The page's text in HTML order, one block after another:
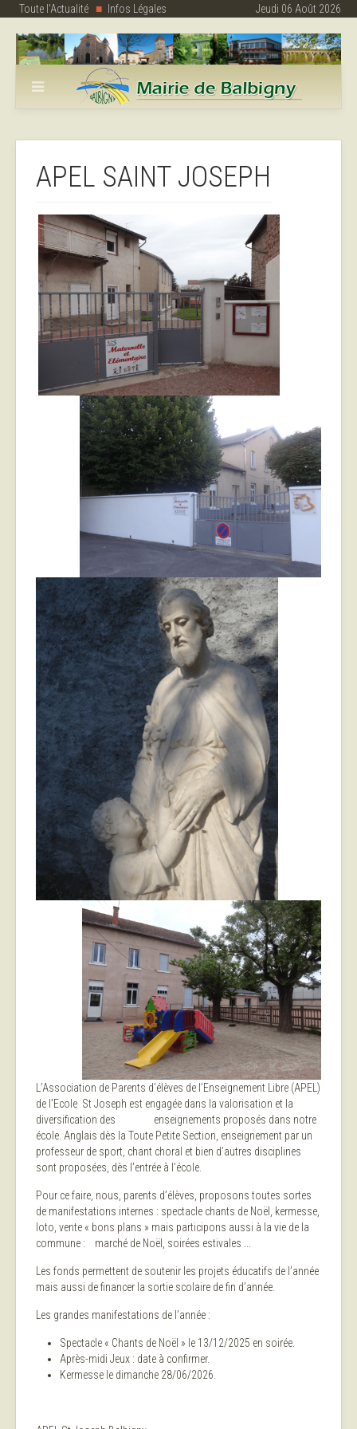
Toute l'Actualité Infos Légales Jeudi 06 Août 2026
APEL SAINT JOSEPH
L’Association de Parents d’élèves de l’Enseignement Libre (APEL)
de l’Ecole St Joseph est engagée dans la valorisation et la
diversification des enseignements proposés dans notre
école. Anglais dès la Toute Petite Section, enseignement par un
professeur de sport, chant choral et bien d’autres disciplines
sont proposées, dès l’entrée à l’école.
Pour ce faire, nous, parents d’élèves, proposons toutes sortes
de manifestations internes : spectacle chants de Noël, kermesse,
loto, vente « bons plans » mais participons aussi à la vie de la
commune : marché de Noël, soirées estivales ...
Les fonds permettent de soutenir les projets éducatifs de l’année
mais aussi de financer la sortie scolaire de fin d’année.
Les grandes manifestations de l’année :
Spectacle « Chants de Noël » le 13/12/2025 en soirée.
Après-midi Jeux : date à confirmer.
Kermesse le dimanche 28/06/2026.